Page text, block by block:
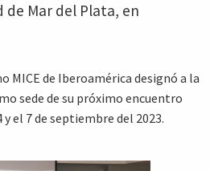
de Mar del Plata, en
MICE de Iberoamérica designó a la
sede de su próximo encuentro
el 7 de septiembre del 2023.